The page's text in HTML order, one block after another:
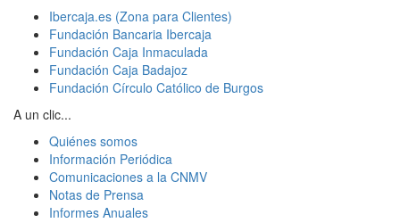
Ibercaja.es (Zona para Clientes)
Fundación Bancaria Ibercaja
Fundación Caja Inmaculada
Fundación Caja Badajoz
Fundación Círculo Católico de Burgos
A un clic...
Quiénes somos
Información Periódica
Comunicaciones a la CNMV
Notas de Prensa
Informes Anuales